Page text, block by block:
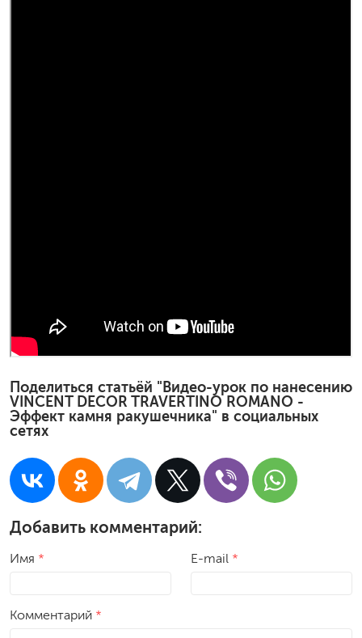
Поделиться статьёй "Видео-урок по нанесению
VINCENT DECOR TRAVERTINO ROMANO -
Эффект камня ракушечника" в социальных
сетях
Добавить комментарий:
Имя * E-mail *
Комментарий *